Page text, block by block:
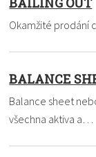
Okamžité prodání
BALANCE
Balance sheet
všechna aktiva a…